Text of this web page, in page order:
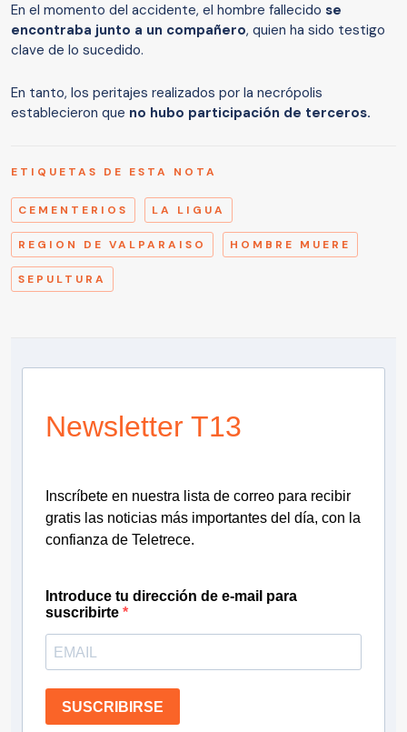
En el momento del accidente, el hombre fallecido se
encontraba junto a un compañero, quien ha sido testigo
clave de lo sucedido.
En tanto, los peritajes realizados por la necrópolis
establecieron que no hubo participación de terceros.
ETIQUETAS DE ESTA NOTA
CEMENTERIOS LA LIGUA
REGION DE VALPARAISO HOMBRE MUERE
SEPULTURA
Newsletter T13
Inscríbete en nuestra lista de correo para recibir
gratis las noticias más importantes del día, con la
confianza de Teletrece.
Introduce tu dirección de e-mail para
suscribirte
SUSCRIBIRSE